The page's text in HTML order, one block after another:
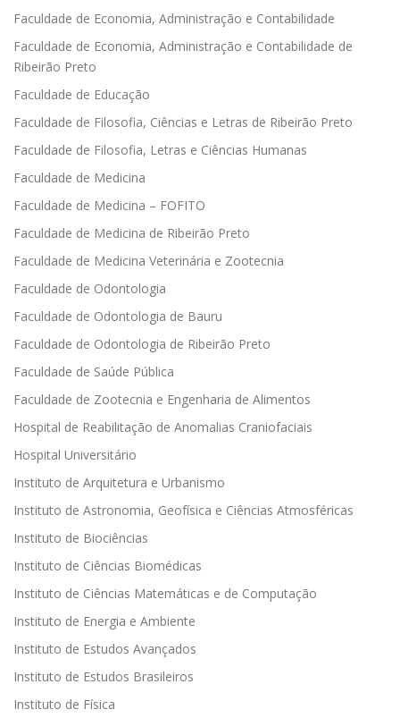
Faculdade de Economia, Administração e Contabilidade
Faculdade de Economia, Administração e Contabilidade de
Ribeirão Preto
Faculdade de Educação
Faculdade de Filosofia, Ciências e Letras de Ribeirão Preto
Faculdade de Filosofia, Letras e Ciências Humanas
Faculdade de Medicina
Faculdade de Medicina – FOFITO
Faculdade de Medicina de Ribeirão Preto
Faculdade de Medicina Veterinária e Zootecnia
Faculdade de Odontologia
Faculdade de Odontologia de Bauru
Faculdade de Odontologia de Ribeirão Preto
Faculdade de Saúde Pública
Faculdade de Zootecnia e Engenharia de Alimentos
Hospital de Reabilitação de Anomalias Craniofaciais
Hospital Universitário
Instituto de Arquitetura e Urbanismo
Instituto de Astronomia, Geofísica e Ciências Atmosféricas
Instituto de Biociências
Instituto de Ciências Biomédicas
Instituto de Ciências Matemáticas e de Computação
Instituto de Energia e Ambiente
Instituto de Estudos Avançados
Instituto de Estudos Brasileiros
Instituto de Física